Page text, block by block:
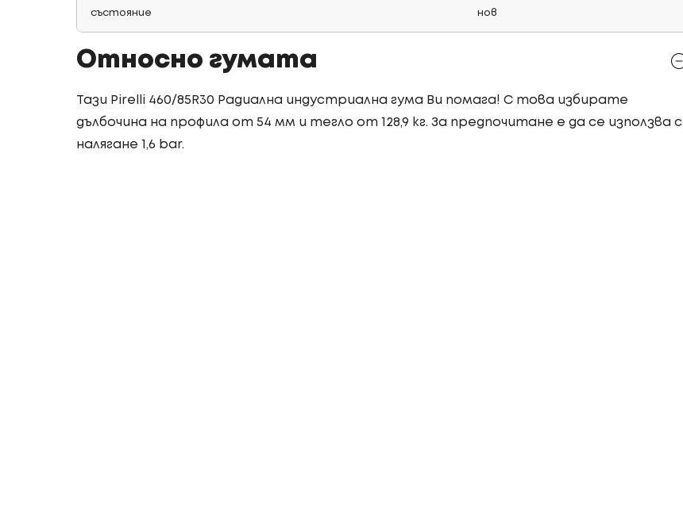
състояние нов
Относно гумата
Тази Pirelli 460/85R30 Радиална индустриална гума Ви помага! С това избирате
дълбочина на профила от 54 мм и тегло от 128,9 кг. За предпочитане е да се използва с
налягане 1,6 bar.